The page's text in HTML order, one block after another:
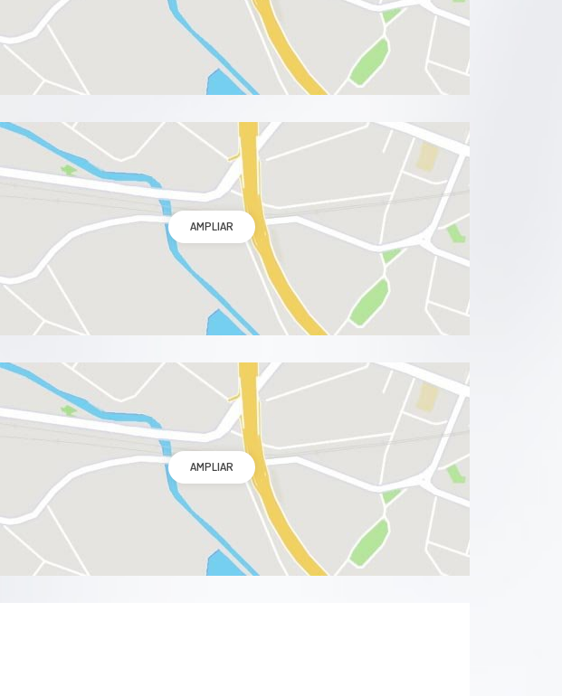
AMPLIAR
AMPLIAR